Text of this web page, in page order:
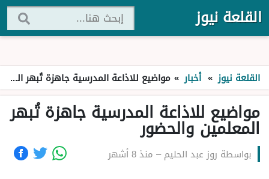
القلعة نيوز
القلعة نيوز » أخبار » مواضيع للاذاعة المدرسية جاهزة تُبهر المعلمين والحضور
مواضيع للاذاعة المدرسية جاهزة تُبهر
المعلمين والحضور
بواسطة روز عبد الحليم– منذ 8 أشهر